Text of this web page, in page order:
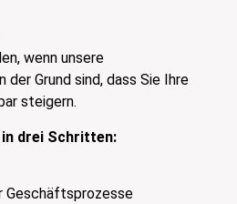
wenn unsere
der Grund sind, dass Sie Ihre
steigern.
drei Schritten:
Geschäftsprozesse